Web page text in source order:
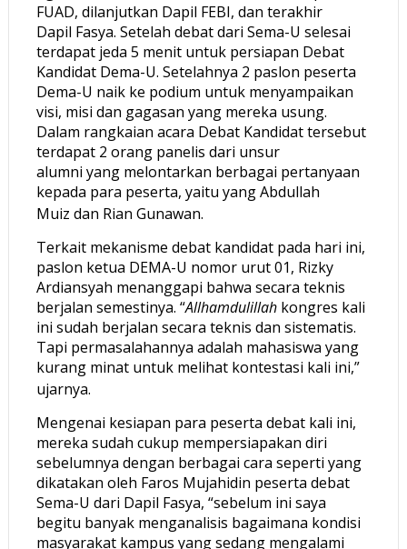
FUAD, dilanjutkan Dapil FEBI, dan terakhir
Dapil Fasya. Setelah debat dari Sema-U selesai
terdapat jeda 5 menit untuk persiapan Debat
Kandidat Dema-U. Setelahnya 2 paslon peserta
Dema-U naik ke podium untuk menyampaikan
visi, misi dan gagasan yang mereka usung.
Dalam rangkaian acara Debat Kandidat tersebut
terdapat 2 orang panelis dari unsur
alumni yang melontarkan berbagai pertanyaan
kepada para peserta, yaitu yang Abdullah
Muiz dan Rian Gunawan.
Terkait mekanisme debat kandidat pada hari ini,
paslon ketua DEMA-U nomor urut 01, Rizky
Ardiansyah menanggapi bahwa secara teknis
berjalan semestinya. “Allhamdulillahkongres kali
ini sudah berjalan secara teknis dan sistematis.
Tapi permasalahannya adalah mahasiswa yang
kurang minat untuk melihat kontestasi kali ini,”
ujarnya.
Mengenai kesiapan para peserta debat kali ini,
mereka sudah cukup mempersiapakan diri
sebelumnya dengan berbagai cara seperti yang
dikatakan oleh Faros Mujahidin peserta debat
Sema-U dari Dapil Fasya, “sebelum ini saya
begitu banyak menganalisis bagaimana kondisi
masyarakat kampus yang sedang mengalami